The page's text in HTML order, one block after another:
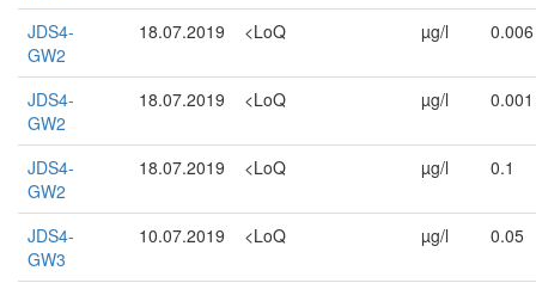
JDS4-
GW2
18.07.2019 <LoQ µg/l 0.006
JDS4-
GW2
18.07.2019 <LoQ µg/l 0.001
JDS4-
GW2
18.07.2019 <LoQ µg/l 0.1
JDS4-
GW3
10.07.2019 <LoQ µg/l 0.05